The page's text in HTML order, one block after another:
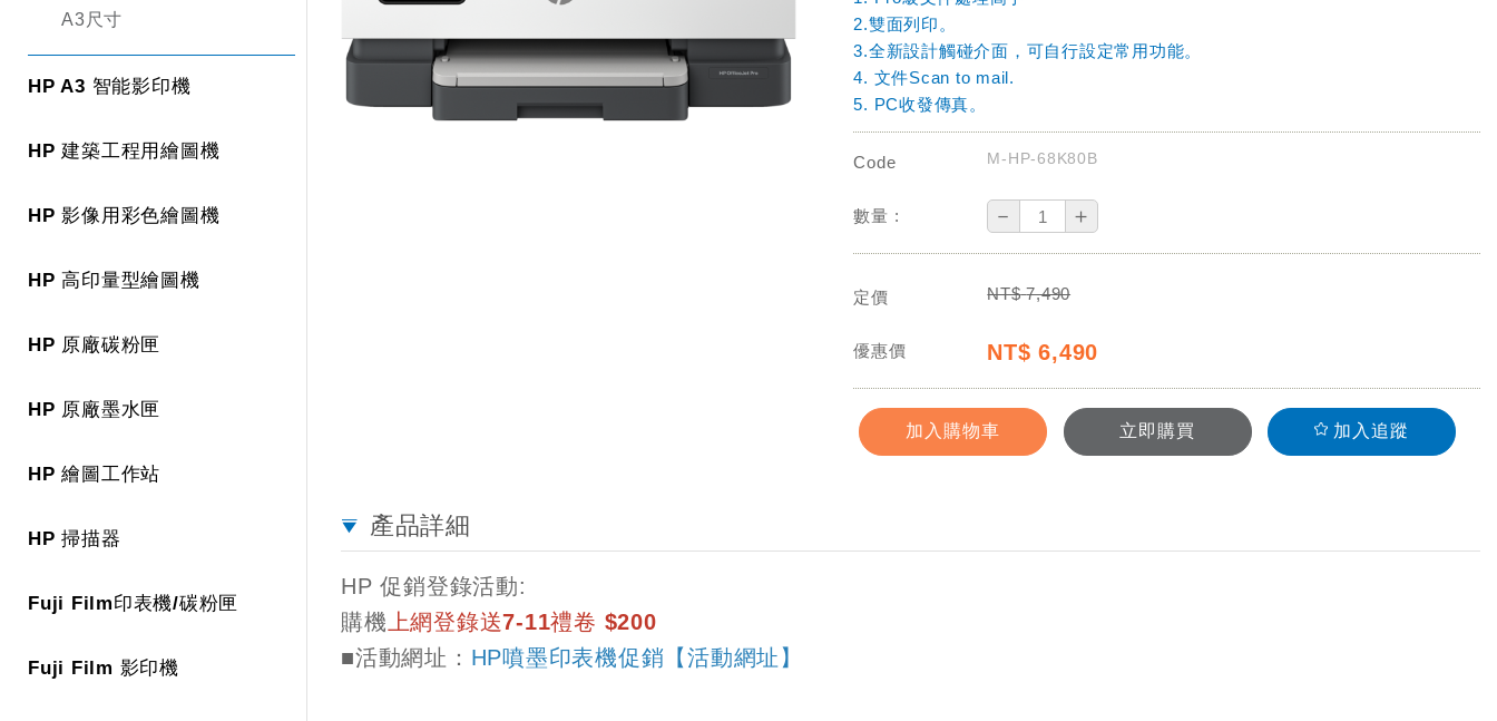
A3尺寸
HP A3 智能影印機
HP 建築工程用繪圖機
HP 影像用彩色繪圖機
HP 高印量型繪圖機
HP 原廠碳粉匣
HP 原廠墨水匣
HP 繪圖工作站
HP 掃描器
Fuji Film印表機/碳粉匣
Fuji Film 影印機
2.雙面列印。
3.全新設計觸碰介面，可自行設定常用功能。
4. 文件Scan to mail.
5. PC收發傳真。
Code M-HP-68K80B
數量 : － ＋
定價 NT$ 7,490
優惠價 NT$ 6,490
加入購物車 立即購買 加入追蹤
產品詳細
HP 促銷登錄活動:
購機 上網登錄送7-11禮卷 $200
■活動網址： HP噴墨印表機促銷【活動網址】